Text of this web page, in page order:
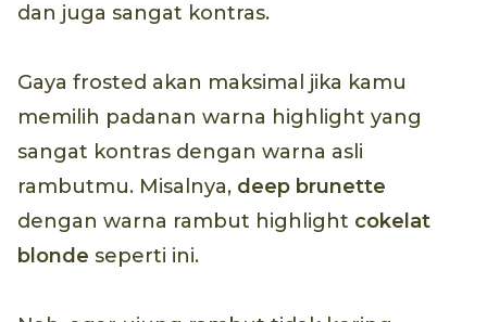
dan juga sangat kontras.
Gaya frosted akan maksimal jika kamu
memilih padanan warna highlight yang
sangat kontras dengan warna asli
rambutmu. Misalnya, deep brunette
dengan warna rambut highlight cokelat
blonde seperti ini.